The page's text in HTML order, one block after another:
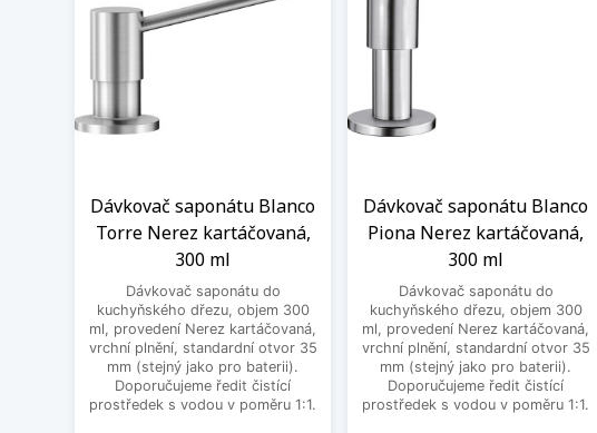
Dávkovač saponátu Blanco
Torre Nerez kartáčovaná,
300 ml
Dávkovač saponátu do
kuchyňského dřezu, objem 300
ml, provedení Nerez kartáčovaná,
vrchní plnění, standardní otvor 35
mm (stejný jako pro baterii).
Doporučujeme ředit čistící
prostředek s vodou v poměru 1:1.
Dávkovač saponátu Blanco
Piona Nerez kartáčovaná,
300 ml
Dávkovač saponátu do
kuchyňského dřezu, objem 300
ml, provedení Nerez kartáčovaná,
vrchní plnění, standardní otvor 35
mm (stejný jako pro baterii).
Doporučujeme ředit čistící
prostředek s vodou v poměru 1:1.